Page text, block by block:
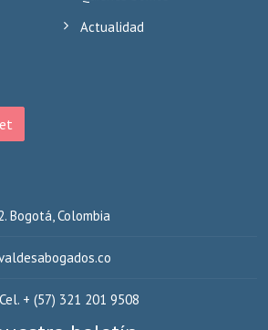
Actualidad
Bogotá, Colombia
+ (57) 321 201 9508